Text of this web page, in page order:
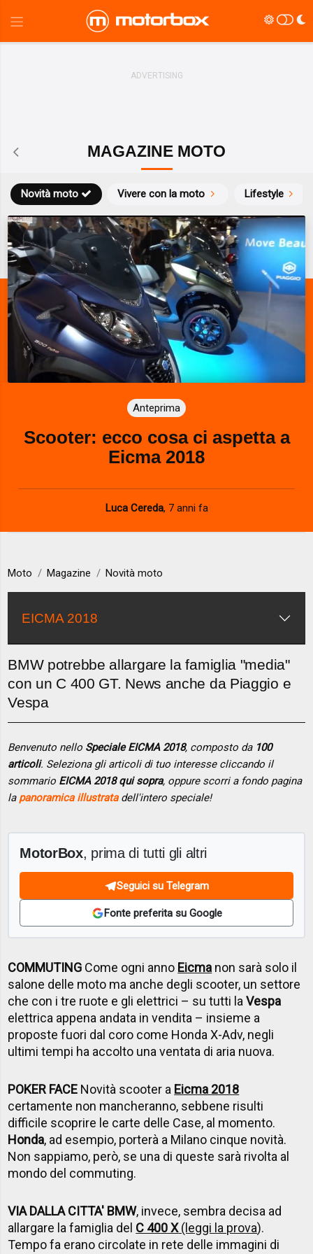
MAGAZINE MOTO
Novità moto Vivere con la moto Lifestyle
Anteprima
Scooter: ecco cosa ci aspetta a
Eicma 2018
Luca Cereda, 7 anni fa
Moto Magazine Novità moto
EICMA 2018
BMW potrebbe allargare la famiglia "media"
con un C 400 GT. News anche da Piaggio e
Vespa
Benvenuto nello Speciale EICMA 2018, composto da 100
articoli. Seleziona gli articoli di tuo interesse cliccando il
sommario EICMA 2018 qui sopra, oppure scorri a fondo pagina
la panoramica illustratadell'intero speciale!
MotorBox, prima di tutti gli altri
Seguici su Telegram
Fonte preferita su Google
COMMUTING Come ogni anno Eicma non sarà solo il
salone delle moto ma anche degli scooter, un settore
che con i tre ruote e gli elettrici – su tutti laVespa
elettrica appena andata in vendita – insieme a
proposte fuori dal coro come Honda X-Adv, negli
ultimi tempi ha accolto una ventata di aria nuova.
POKER FACE Novità scooter a Eicma 2018
certamente non mancheranno, sebbene risulti
difficile scoprire le carte delle Case, al momento.
Honda, ad esempio, porterà a Milano cinque novità.
Non sappiamo, però, se una di queste sarà rivolta al
mondo del commuting.
VIA DALLA CITTA' BMW, invece, sembra decisa ad
allargare la famiglia del C 400 X(leggi la prova).
Tempo fa erano circolate in rete delle immagini di